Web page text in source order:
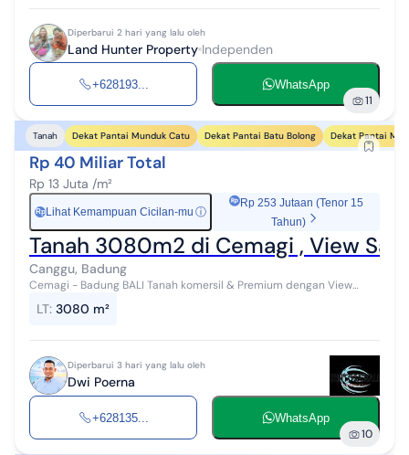
Diperbarui 2 hari yang lalu oleh
Land Hunter Property Independen
+628193... WhatsApp
11
Tanah Dekat Pantai Munduk Catu Dekat Pantai Batu Bolong Dekat Pantai
Rp 40 Miliar Total
Rp 13 Juta /m²
Rp Lihat Kemampuan Cicilan-mu ⓘ
Rp 253 Jutaan (Tenor 15
Tahun)
Tanah 3080m2 di Cemagi , View
Canggu, Badung
Cemagi - Badung BALI Tanah komersil & Premium dengan View
tanah 3080m² Terdir...
LT: 3080 m²
Diperbarui 3 hari yang lalu oleh
Dwi Poerna
+628135... WhatsApp
10